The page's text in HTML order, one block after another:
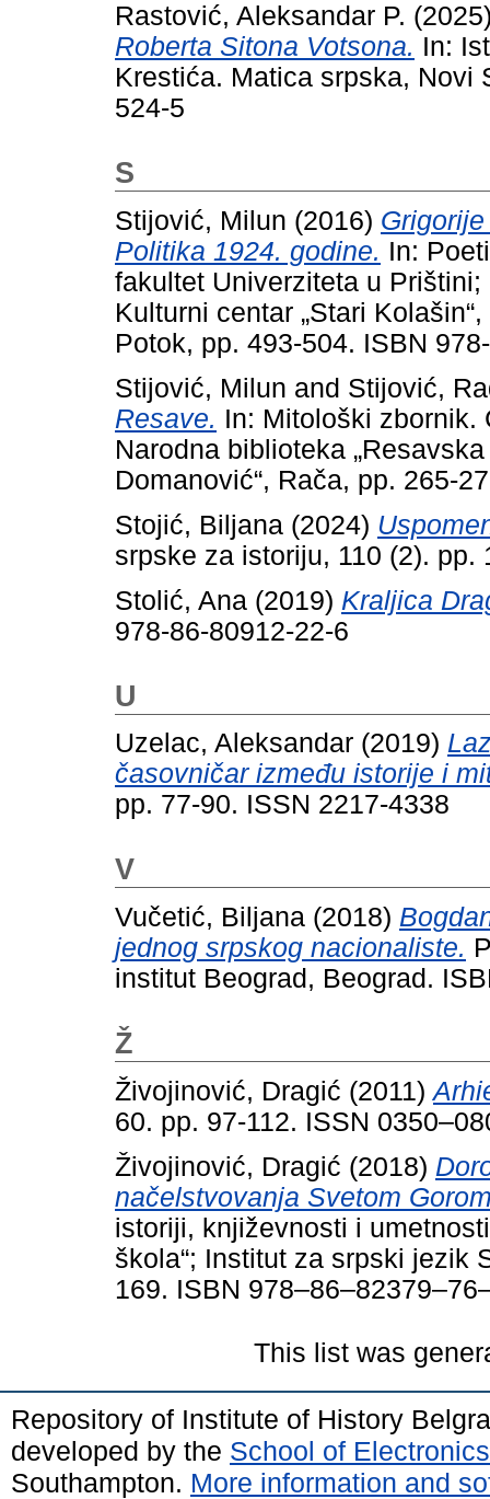
Rastović, Aleksandar P.
Roberta Sitona Votsona. In:
Krestića. Matica srpska, Novi
524-5
S
Stijović, Milun (2016)
Politika 1924. godine. In:
fakultet Univerziteta u
Kulturni centar „Stari
Potok, pp. 493-504. ISBN
Stijović, Milun and Stijović,
Resave. In: Mitološki zbornik.
Narodna biblioteka
Domanović“, Rača, pp. 265-
Stojić, Biljana (2024)
srpske za istoriju, 110 (2). pp.
Stolić, Ana (2019) Kraljica
978-86-80912-22-6
U
Uzelac, Aleksandar (2019)
časovničar između istorije i
pp. 77-90. ISSN 2217-4338
V
Vučetić, Biljana (2018)
jednog srpskog nacionaliste.
institut Beograd, Beograd.
Ž
Živojinović, Dragić (2011)
60. pp. 97-112. ISSN
Živojinović, Dragić (2018)
načelstvovanja Svetom
istoriji, književnosti i
škola“; Institut za srpski jezik
169. ISBN
This list was
Repository of Institute of History
developed by the School of
Southampton. More information and